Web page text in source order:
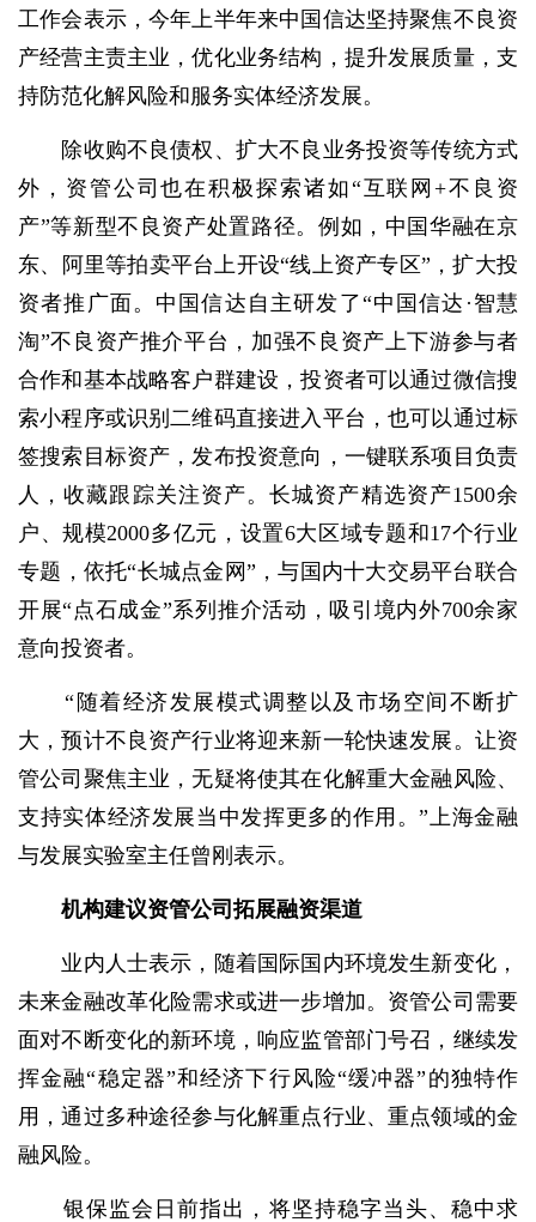
工作会表示，今年上半年来中国信达坚持聚焦不良资
产经营主责主业，优化业务结构，提升发展质量，支
持防范化解风险和服务实体经济发展。
除收购不良债权、扩大不良业务投资等传统方式
外，资管公司也在积极探索诸如“互联网+不良资
产”等新型不良资产处置路径。例如，中国华融在京
东、阿里等拍卖平台上开设“线上资产专区”，扩大投
资者推广面。中国信达自主研发了“中国信达·智慧
淘”不良资产推介平台，加强不良资产上下游参与者
合作和基本战略客户群建设，投资者可以通过微信搜
索小程序或识别二维码直接进入平台，也可以通过标
签搜索目标资产，发布投资意向，一键联系项目负责
人，收藏跟踪关注资产。长城资产精选资产1500余
户、规模2000多亿元，设置6大区域专题和17个行业
专题，依托“长城点金网”，与国内十大交易平台联合
开展“点石成金”系列推介活动，吸引境内外700余家
意向投资者。
“随着经济发展模式调整以及市场空间不断扩
大，预计不良资产行业将迎来新一轮快速发展。让资
管公司聚焦主业，无疑将使其在化解重大金融风险、
支持实体经济发展当中发挥更多的作用。”上海金融
与发展实验室主任曾刚表示。
机构建议资管公司拓展融资渠道
业内人士表示，随着国际国内环境发生新变化，
未来金融改革化险需求或进一步增加。资管公司需要
面对不断变化的新环境，响应监管部门号召，继续发
挥金融“稳定器”和经济下行风险“缓冲器”的独特作
用，通过多种途径参与化解重点行业、重点领域的金
融风险。
银保监会日前指出，将坚持稳字当头、稳中求